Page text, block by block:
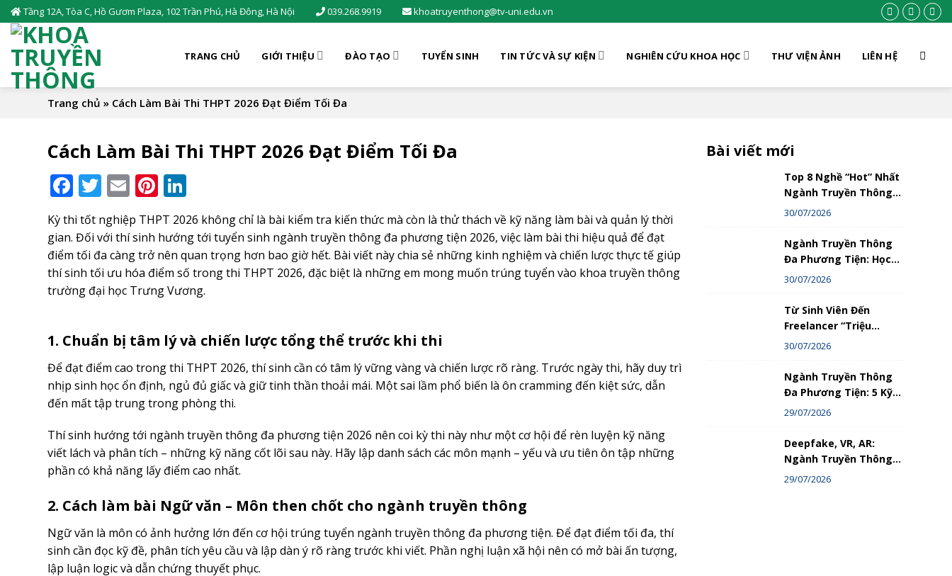
Skip
to
content
Tầng 12A, Tòa C, Hồ Gươm Plaza, 102 Trần Phú, Hà Đông, Hà Nội 039.268.9919 khoatruyenthong@tv-uni.edu.vn
TRANG CHỦ GIỚI THIỆU ĐÀO TẠO TUYỂN SINH TIN TỨC VÀ SỰ KIỆN NGHIÊN CỨU KHOA HỌC THƯ VIỆN ẢNH LIÊN HỆ
Trang chủ » Cách Làm Bài Thi THPT 2026 Đạt Điểm Tối Đa
Cách Làm Bài Thi THPT 2026 Đạt Điểm Tối Đa
Facebook
Twitter
EmailPinterest
Kỳ thi tốt nghiệp THPT 2026 không chỉ là bài kiểm tra kiến thức mà còn là thử thách về kỹ năng làm bài và quản lý thời
gian. Đối với thí sinh hướng tới tuyển sinh ngành truyền thông đa phương tiện 2026, việc làm bài thi hiệu quả để đạt
điểm tối đa càng trở nên quan trọng hơn bao giờ hết. Bài viết này chia sẻ những kinh nghiệm và chiến lược thực tế giúp
thí sinh tối ưu hóa điểm số trong thi THPT 2026, đặc biệt là những em mong muốn trúng tuyển vào khoa truyền thông
trường đại học Trưng Vương.
1. Chuẩn bị tâm lý và chiến lược tổng thể trước khi thi
Để đạt điểm cao trong thi THPT 2026, thí sinh cần có tâm lý vững vàng và chiến lược rõ ràng. Trước ngày thi, hãy duy trì
nhịp sinh học ổn định, ngủ đủ giấc và giữ tinh thần thoải mái. Một sai lầm phổ biến là ôn cramming đến kiệt sức, dẫn
đến mất tập trung trong phòng thi.
Thí sinh hướng tới ngành truyền thông đa phương tiện 2026 nên coi kỳ thi này như một cơ hội để rèn luyện kỹ năng
viết lách và phân tích – những kỹ năng cốt lõi sau này. Hãy lập danh sách các môn mạnh – yếu và ưu tiên ôn tập những
phần có khả năng lấy điểm cao nhất.
2. Cách làm bài Ngữ văn – Môn then chốt cho ngành truyền thông
Ngữ văn là môn có ảnh hưởng lớn đến cơ hội trúng tuyển ngành truyền thông đa phương tiện. Để đạt điểm tối đa, thí
sinh cần đọc kỹ đề, phân tích yêu cầu và lập dàn ý rõ ràng trước khi viết. Phần nghị luận xã hội nên có mở bài ấn tượng,
lập luận logic và dẫn chứng thuyết phục.
Bài viết mới
Top 8 Nghề “Hot” Nhất
Ngành Truyền Thông
Đa Phương Tiện – Bạn
30/07/2026
Ngành Truyền Thông
Đa Phương Tiện: Học
Gì, Làm Gì Và Thành
Hướng Dẫn Chi Tiết
30/07/2026
Từ Sinh Viên Đến
Freelancer “Triệu
View”: Hành Trình Thật
Thông Đa Phương Tiện
30/07/2026
Ngành Truyền Thông
Đa Phương Tiện: 5 Kỹ
Năng Bắt Buộc Phải Có
Loại Bỏ
29/07/2026
Deepfake, VR, AR:
Ngành Truyền Thông
Đa Phương Tiện Đang
29/07/2026